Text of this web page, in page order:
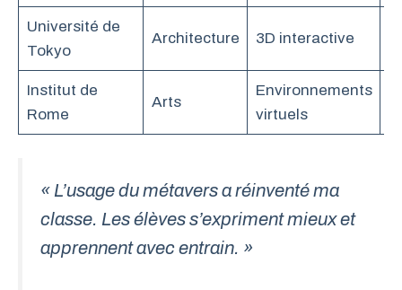
Université de
Tokyo
Architecture 3D interactive
Institut de
Rome
Arts
Environnements
virtuels
« L’usage du métavers a réinventé ma
classe. Les élèves s’expriment mieux et
apprennent avec entrain. »